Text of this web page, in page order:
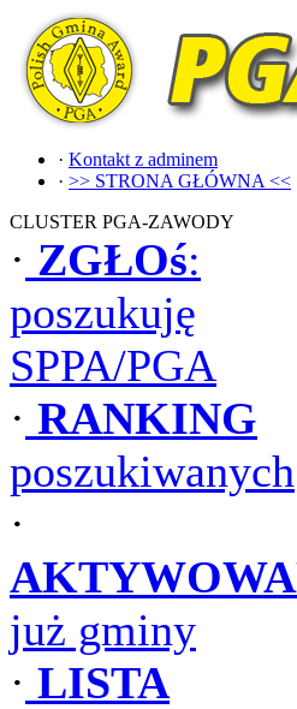
· Kontakt z adminem
· >> STRONA GŁÓWNA <<
CLUSTER PGA-ZAWODY
· ZGŁOś:
poszukuję
SPPA/PGA
· RANKING
poszukiwanych
·
już gminy
· LISTA